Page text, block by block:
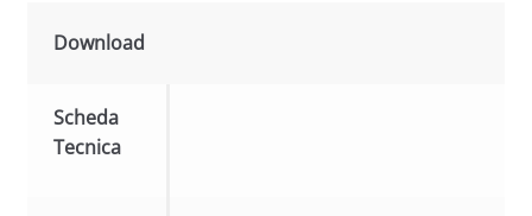
Download
Scheda
Tecnica